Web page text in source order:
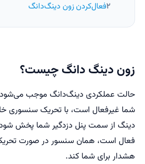
فعال‌کردن زون دینگ‌دانگ
زون دینگ دانگ چیست؟
حالت عملکردی دینگ‌دانگ موجب می‌شود
شما غیر‌فعال است، با تحریک سنسوری
دینگ از سمت پنل دزدگیر شما پخش شود؛
فعال است، همان سنسور در صورت
هشدار برای شما کند.